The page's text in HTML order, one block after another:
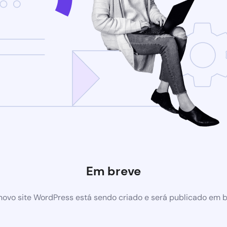
Em breve
site WordPress está sendo criado e será publicado em